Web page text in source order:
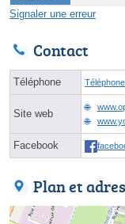
Signaler une erreur
Contact
Téléphone
Site web
Facebook
Plan et